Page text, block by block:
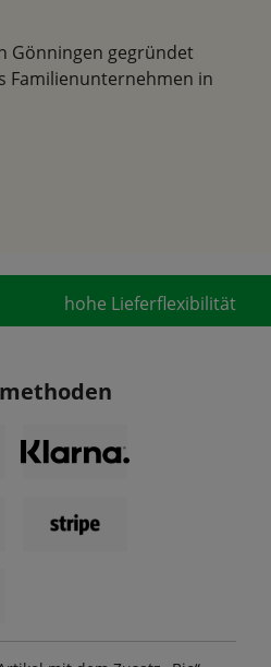
Gönningen gegründet
Familienunternehmen in
hohe Lieferflexibilität